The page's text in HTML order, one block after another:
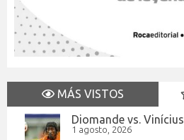
MÁS VISTOS
Diomande vs. Vinícius
1 agosto, 2026